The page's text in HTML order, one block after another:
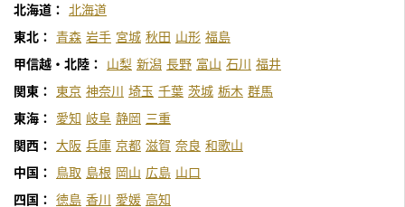
北海道： 北海道
東北： 青森 岩手 宮城 秋田 山形 福島
甲信越・北陸：
山梨 新潟 長野 富山 石川 福井
関東：
東京 神奈川 埼玉 千葉 茨城 栃木 群馬
東海：
愛知 岐阜 静岡 三重
関西： 大阪 兵庫 京都 滋賀 奈良 和歌山
中国：
鳥取 島根 岡山 広島 山口
四国： 徳島 香川 愛媛 高知